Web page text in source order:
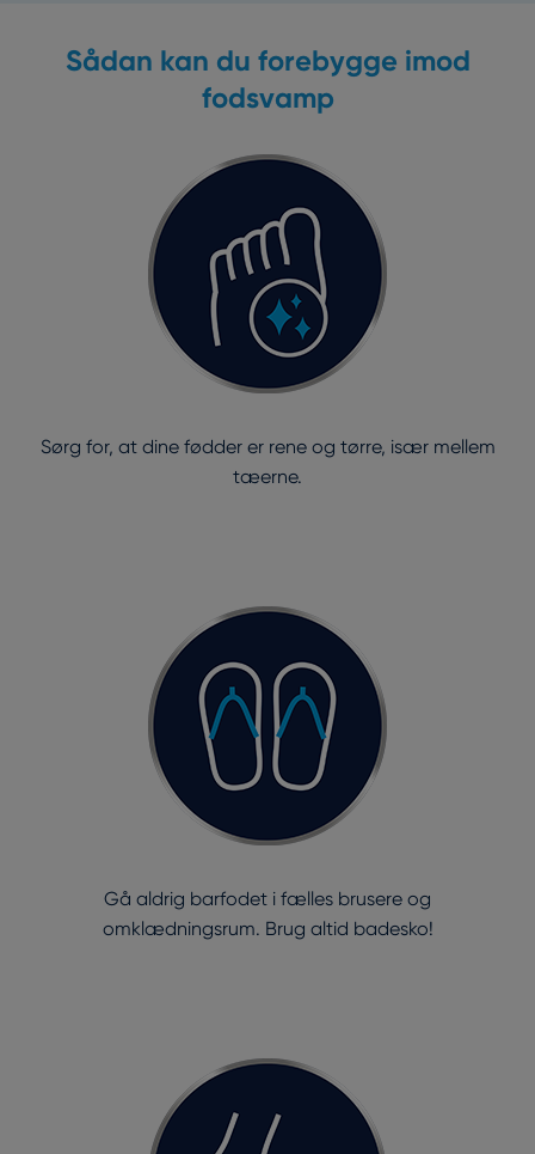
Sådan kan du forebygge imod
fodsvamp
Sørg for, at dine fødder er rene og tørre, især mellem
tæerne.
Gå aldrig barfodet i fælles brusere og
omklædningsrum. Brug altid badesko!